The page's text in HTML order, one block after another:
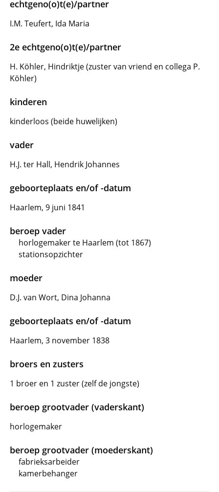
echtgeno(o)t(e)/partner
I.M. Teufert, Ida Maria
2e echtgeno(o)t(e)/partner
H. Köhler, Hindriktje (zuster van vriend en collega P.
Köhler)
kinderen
kinderloos (beide huwelijken)
vader
H.J. ter Hall, Hendrik Johannes
geboorteplaats en/of -datum
Haarlem, 9 juni 1841
beroep vader
horlogemaker te Haarlem (tot 1867)
stationsopzichter
moeder
D.J. van Wort, Dina Johanna
geboorteplaats en/of -datum
Haarlem, 3 november 1838
broers en zusters
1 broer en 1 zuster (zelf de jongste)
beroep grootvader (vaderskant)
horlogemaker
beroep grootvader (moederskant)
fabrieksarbeider
kamerbehanger